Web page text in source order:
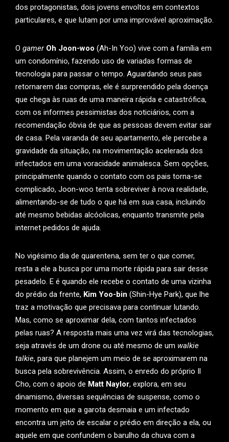
dos protagonistas, dois jovens envoltos em contextos
particulares, e que lutam por uma improvável aproximação.
O gamer Oh Joon-woo (Ah-In Yoo) vive com a família em
um condomínio, fazendo uso de variadas formas de
tecnologia para passar o tempo. Aguardando seus pais
retornarem das compras, ele é surpreendido pela doença
que chega às ruas de uma maneira rápida e catastrófica,
com os informes pessimistas dos noticiários, com a
recomendação óbvia de que as pessoas devem evitar sair
de casa. Pela varanda de seu apartamento, ele percebe a
gravidade da situação, na movimentação acelerada dos
infectados em uma voracidade animalesca. Sem opções,
principalmente quando o contato com os pais torna-se
complicado, Joon-woo tenta sobreviver à nova realidade,
alimentando-se de tudo o que há em sua casa, incluindo
até mesmo bebidas alcóolicas, enquanto transmite pela
internet pedidos de ajuda.
No vigésimo dia de quarentena, sem ter o que comer,
resta a ele a busca por uma morte rápida para sair desse
pesadelo. E é quando ele recebe o contato de uma vizinha
do prédio da frente, Kim Yoo-bin (Shin-Hye Park), que lhe
traz a motivação que precisava para continuar lutando.
Mas, como se aproximar dela, com tantos infectados
pelas ruas? A resposta mais uma vez virá das tecnologias,
seja através de um drone ou até mesmo de um walkie
talkie, para que planejem um meio de se aproximarem na
busca pela sobrevivência. Assim, o enredo do próprio Il
Cho, com o apoio de Matt Naylor, explora, em seu
dinamismo, diversas sequências de suspense, como o
momento em que a garota desmaia e um infectado
encontra um jeito de escalar o prédio em direção a ela, ou
aquele em que confundem o barulho da chuva com a